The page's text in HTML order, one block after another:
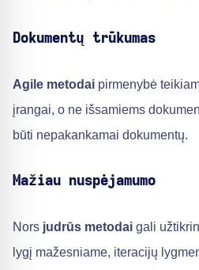
Dokumentų trūkumas
Agile metodai pirmenybė
įrangai, o ne išsamiems
būti nepakankamai dokumentų.
Mažiau nuspėjamumo
Nors judrūs metodai gali
lygį mažesniame, iteracijų